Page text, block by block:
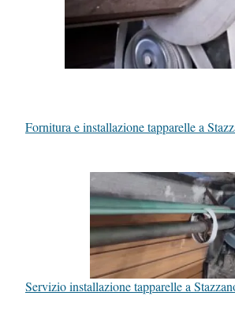
Fornitura e installazione tapparelle a
Servizio installazione tapparelle a